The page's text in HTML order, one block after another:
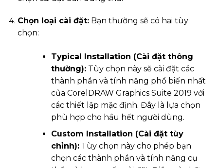
Chọn loại cài đặt:Bạn thường sẽ có hai tùy
chọn:
Typical Installation (Cài đặt thông
thường):Tùy chọn này sẽ cài đặt các
thành phần và tính năng phổ biến nhất
của CorelDRAW Graphics Suite 2019 với
các thiết lập mặc định. Đây là lựa chọn
phù hợp cho hầu hết người dùng.
Custom Installation (Cài đặt tùy
chỉnh):Tùy chọn này cho phép bạn
chọn các thành phần và tính năng cụ